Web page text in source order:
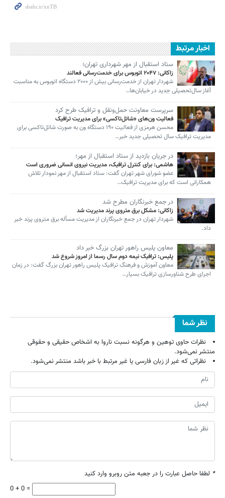
اخبار مرتبط
ستاد استقبال از مهر شهرداری تهران؛
زاکانی: ۲۰۴۷ اتوبوس برای خدمت‌رسانی فعالند
شهردار تهران از خدمت‌رسانی بیش از ۲۰۰۰ دستگاه اتوبوس به مناسبت
آغاز سال‌تحصیلی جدید در خیابان‌ها…
سرپرست معاونت حمل‌ونقل و ترافیک طرح کرد
فعالیت ون‌های «شاتل‌تاکسی» برای مدیریت ترافیک
محسن هرمزی از فعالیت ۱۹۰ دستگاه ون به صورت شاتل‌تاکسی برای
مدیریت ترافیک سال تحصیلی جدید خبر…
در جریان بازدید از ستاد استقبال از مهر؛
هاشمی: برای کنترل ترافیک، مدیریت نیروی انسانی ضروری است
عضو شورای شهر تهران گفت: ستاد استقبال از مهر نمودار تلاش
همکارانی است که برای مدیریت ترافیک…
در جمع خبرنگاران مطرح شد
زاکانی: مشکل برق متروی پرند مدیریت شد
شهردار تهران در جمع خبرنگاران از مدیریت مسأله برق متروی پرند خبر
داد.
معاون پلیس راهور تهران بزرگ خبر داد
پلیس: ترافیک نیمه دوم سال رسما از امروز شروع شد
معاون آموزش و فرهنگ ترافیک پلیس راهور تهران بزرگ گفت: در زمان
اجرای طرح شناورسازی ترافیک بسیار…
نظر شما
نظرات حاوی توهین و هرگونه نسبت ناروا به اشخاص حقیقی و حقوقی
منتشر نمی‌شود.
نظراتی که غیر از زبان فارسی یا غیر مرتبط با خبر باشد منتشر نمی‌شود.
* لطفا حاصل عبارت را در جعبه متن روبرو وارد کنید
0 + 0 =